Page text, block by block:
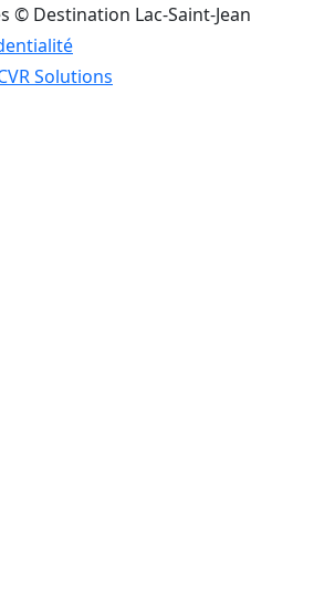
© Destination Lac-Saint-Jean
Solutions